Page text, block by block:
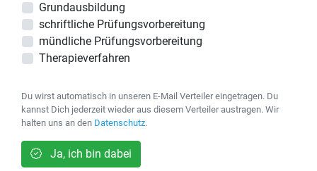
Grundausbildung
schriftliche Prüfungsvorbereitung
mündliche Prüfungsvorbereitung
Therapieverfahren
Du wirst automatisch in unseren E-Mail Verteiler eingetragen. Du
kannst Dich jederzeit wieder aus diesem Verteiler austragen. Wir
halten uns an den Datenschutz.
Ja, ich bin dabei